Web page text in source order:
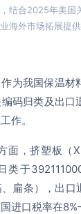
结合2025年美国
海外市场拓展提供
为我国保温材
码归类及出口
作。
面，挤塑板（
类于
扁条），出口
进口税率在